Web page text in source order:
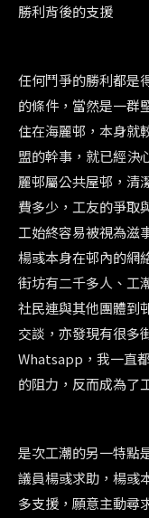
勝利背後的支援
任何鬥爭的勝利都是
的條件，當然是一群
住在海麗邨，本身就
盟的幹事，就已經決
麗邨屬公共屋邨，清
費多少，工友的爭取
工始終容易被視為滋
楊彧本身在邨內的網
街坊有二千多人、工
社民連與其他團體到
交談，亦發現有很多
Whatsapp，我一直
的阻力，反而成為了
是次工潮的另一特點
議員楊彧求助，楊彧
多支援，願意主動尋